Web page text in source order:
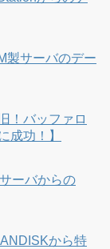
製サーバのデー
！バッファロ
成功！】
ーバからの
から特